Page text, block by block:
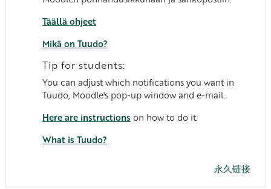
Täällä ohjeet
Mikä on Tuudo?
Tip for students:
You can adjust which notifications you want in
Tuudo, Moodle's pop-up window and e-mail.
Here are instructions on how to do it.
What is Tuudo?
永久链接